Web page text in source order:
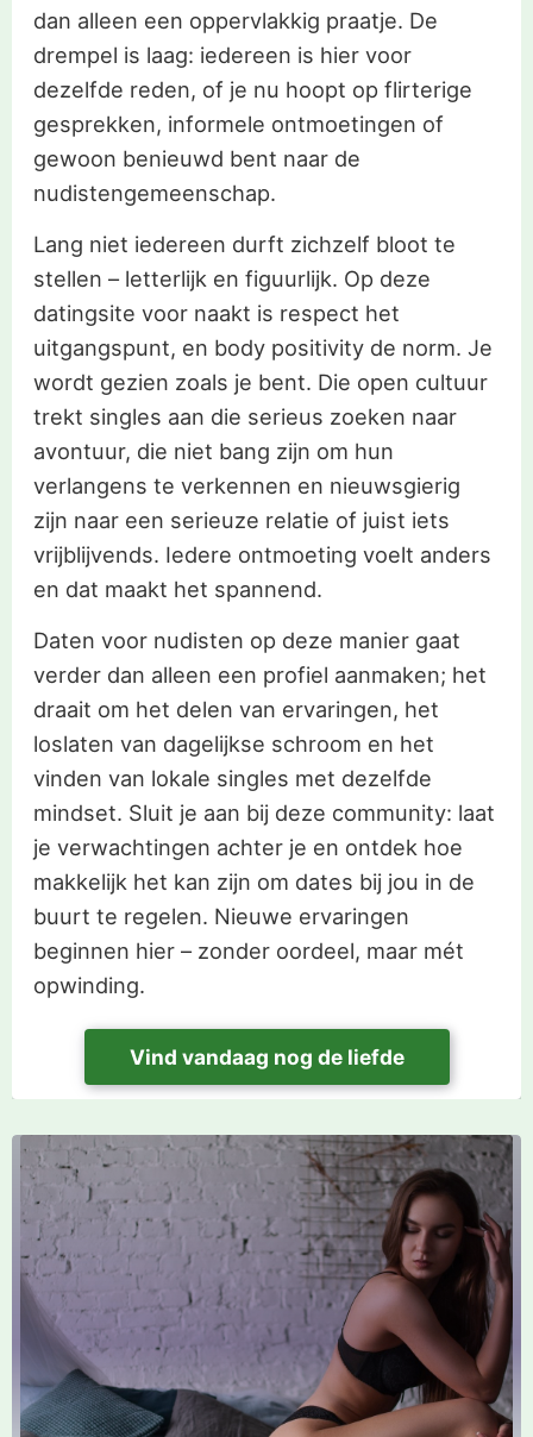
dan alleen een oppervlakkig praatje. De
drempel is laag: iedereen is hier voor
dezelfde reden, of je nu hoopt op flirterige
gesprekken, informele ontmoetingen of
gewoon benieuwd bent naar de
nudistengemeenschap.
Lang niet iedereen durft zichzelf bloot te
stellen – letterlijk en figuurlijk. Op deze
datingsite voor naakt is respect het
uitgangspunt, en body positivity de norm. Je
wordt gezien zoals je bent. Die open cultuur
trekt singles aan die serieus zoeken naar
avontuur, die niet bang zijn om hun
verlangens te verkennen en nieuwsgierig
zijn naar een serieuze relatie of juist iets
vrijblijvends. Iedere ontmoeting voelt anders
en dat maakt het spannend.
Daten voor nudisten op deze manier gaat
verder dan alleen een profiel aanmaken; het
draait om het delen van ervaringen, het
loslaten van dagelijkse schroom en het
vinden van lokale singles met dezelfde
mindset. Sluit je aan bij deze community: laat
je verwachtingen achter je en ontdek hoe
makkelijk het kan zijn om dates bij jou in de
buurt te regelen. Nieuwe ervaringen
beginnen hier – zonder oordeel, maar mét
opwinding.
Vind vandaag nog de liefde